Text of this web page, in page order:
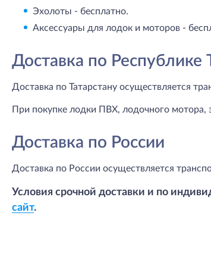
Эхолоты - бесплатно.
Аксессуары для лодок и моторов -
Доставка по Республике
Доставка по Татарстану осуществляется
При покупке лодки ПВХ, лодочного мотора,
Доставка по России
Доставка по России осуществляется
Условия срочной доставки и по
сайт.